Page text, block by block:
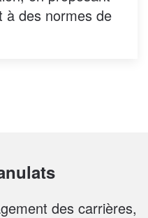
à des normes de
des carrières,